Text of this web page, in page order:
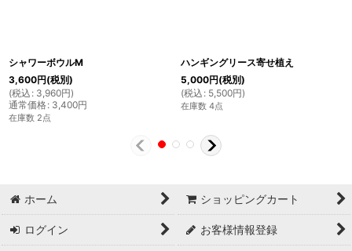
シャワーボウルM
3,600円(税別)
(税込 : 3,960円)
通常価格: 3,400円
在庫数 2点
ハンギングリース寄せ植え
5,000円(税別)
(税込 : 5,500円)
在庫数 4点
ホーム ショッピングカート
ログイン お客様情報登録